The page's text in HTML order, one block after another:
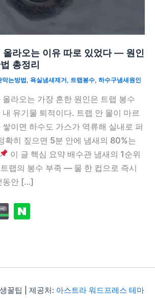
올라오는 이유 따로 있었다 — 원인
총정리
막는방법 , 욕실냄새제거 , 트랩봉수, 하수구냄새원인
라오는 가장 흔한 원인은 트랩 봉수
유기물 퇴적이다. 트랩 안 물이 마르
이면 하수도 가스가 역류해 실내로 퍼
확히 짚으면 5분 안에 냄새의 80%는
이 글 핵심 요약 배수관 냄새의 1순위
랩의 봉수 부족 — 물 한 컵으로 즉시
동안 […]
꿀팁 | 제공처: 아스트라 워드프레스 테마